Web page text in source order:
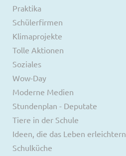
Praktika
Schülerfirmen
Klimaprojekte
Tolle Aktionen
Soziales
Wow-Day
Moderne Medien
Stundenplan - Deputate
Tiere in der Schule
Ideen, die das Leben erleichtern
Schulküche